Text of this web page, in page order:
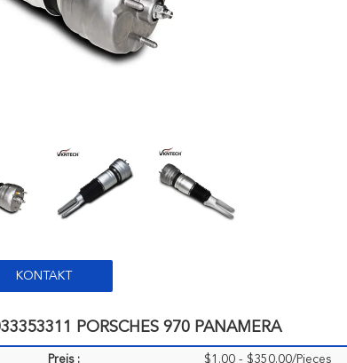
KONTAKT
PORSCHES 970 PANAMERA
Preis :
$1.00 - $350.00/Pieces